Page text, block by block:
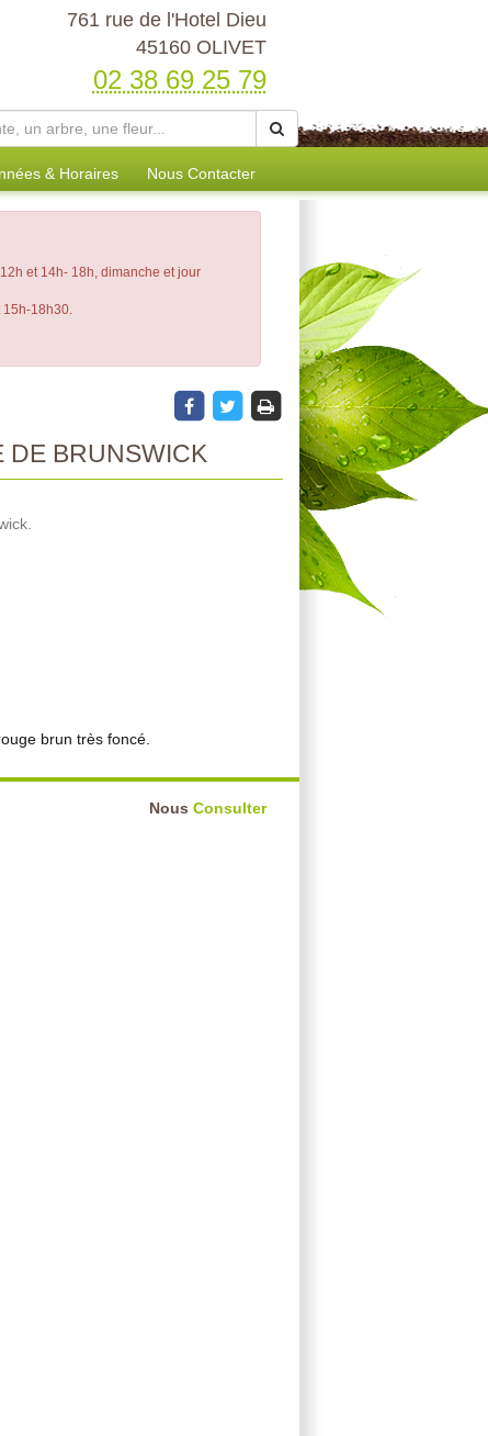
761 rue de l'Hotel Dieu
45160 OLIVET
02 38 69 25 79
& Horaires Nous Contacter
et 14h- 18h, dimanche et jour
15h-18h30.
DE BRUNSWICK
brun très foncé.
Nous Consulter